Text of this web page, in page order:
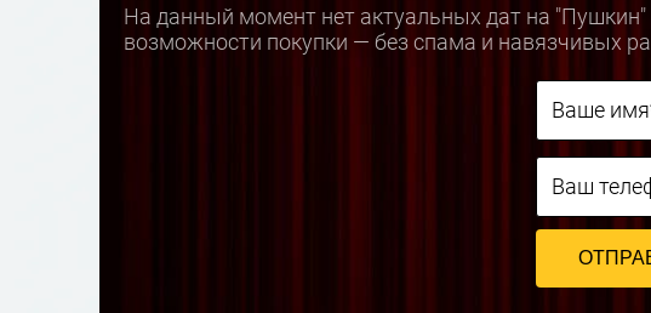
На данный момент нет актуальных дат на
возможности покупки — без спама и навязчивых
Ваше
Ваш